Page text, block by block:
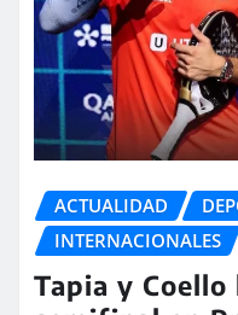
ACTUALIDAD
INTERNACIONALES
Tapia y